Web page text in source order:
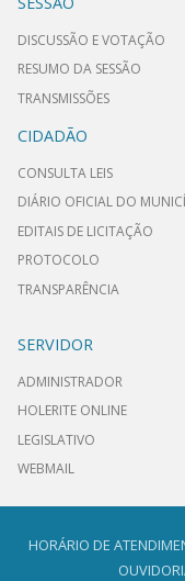
DISCUSSÃO E VOTAÇÃO
RESUMO DA SESSÃO
TRANSMISSÕES
CIDADÃO
CONSULTA LEIS
DIÁRIO OFICIAL DO
EDITAIS DE LICITAÇÃO
PROTOCOLO
TRANSPARÊNCIA
SERVIDOR
ADMINISTRADOR
HOLERITE ONLINE
LEGISLATIVO
WEBMAIL
HORÁRIO DE